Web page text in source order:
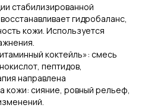
стабилизированной
гидробаланс,
кожи. Используется
коктейль»: смесь
пептидов,
направлена
кожи: сияние, ровный рельеф,